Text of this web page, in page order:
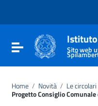
Vai al footer
Attiva / disattiva laSito web
Home / Novità / Le circolari
Progetto Consiglio Comunale